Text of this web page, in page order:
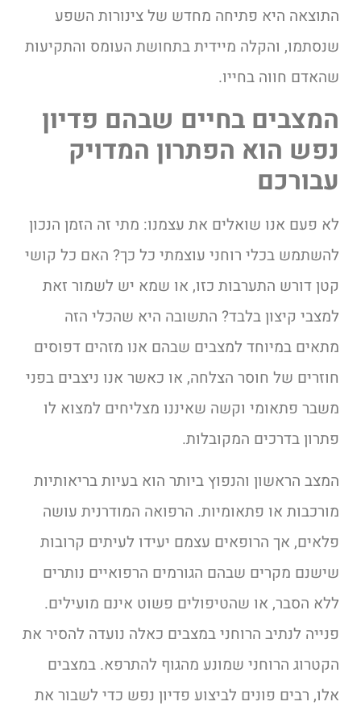
התוצאה היא פתיחה מחדש של צינורות השפע
שנסתמו, והקלה מיידית בתחושת העומס והתקיעות
שהאדם חווה בחייו.
המצבים בחיים שבהם פדיון
נפש הוא הפתרון המדויק
עבורכם
לא פעם אנו שואלים את עצמנו: מתי זה הזמן הנכון
להשתמש בכלי רוחני עוצמתי כל כך? האם כל קושי
קטן דורש התערבות כזו, או שמא יש לשמור זאת
למצבי קיצון בלבד? התשובה היא שהכלי הזה
מתאים במיוחד למצבים שבהם אנו מזהים דפוסים
חוזרים של חוסר הצלחה, או כאשר אנו ניצבים בפני
משבר פתאומי וקשה שאיננו מצליחים למצוא לו
פתרון בדרכים המקובלות.
המצב הראשון והנפוץ ביותר הוא בעיות בריאותיות
מורכבות או פתאומיות. הרפואה המודרנית עושה
פלאים, אך הרופאים עצמם יעידו לעיתים קרובות
שישנם מקרים שבהם הגורמים הרפואיים נותרים
ללא הסבר, או שהטיפולים פשוט אינם מועילים.
פנייה לנתיב הרוחני במצבים כאלה נועדה להסיר את
הקטרוג הרוחני שמונע מהגוף להתרפא. במצבים
אלו, רבים פונים לביצוע פדיון נפש כדי לשבור את